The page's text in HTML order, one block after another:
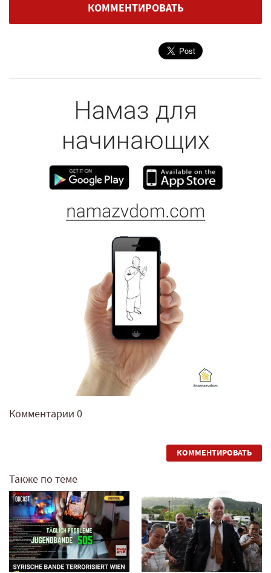
КОММЕНТИРОВАТЬ
Комментарии 0
КОММЕНТИРОВАТЬ
Также по теме